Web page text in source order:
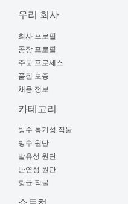
우리 회사
회사 프로필
공장 프로필
주문 프로세스
품질 보증
채용 정보
카테고리
방수 통기성 직물
방수 원단
발유성 원단
난연성 원단
항균 직물